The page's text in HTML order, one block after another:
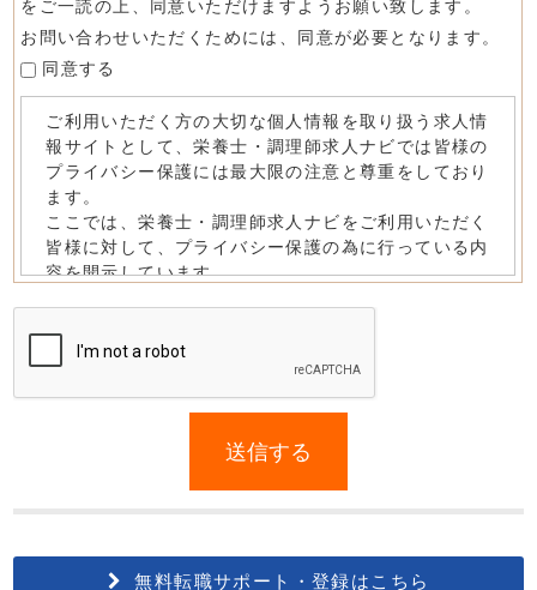
をご一読の上、同意いただけますようお願い致します。
お問い合わせいただくためには、同意が必要となります。
同意する
this
送信する
無料転職サポート・登録はこちら